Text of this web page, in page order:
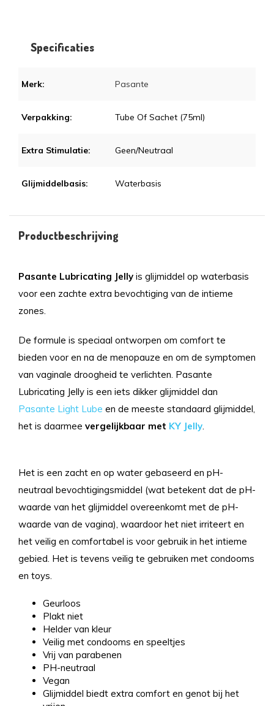
Specificaties
Merk: Pasante
Verpakking: Tube Of Sachet (75ml)
Extra Stimulatie: Geen/neutraal
Glijmiddelbasis: Waterbasis
Productbeschrijving
Pasante Lubricating Jelly is glijmiddel op waterbasis
voor een zachte extra bevochtiging van de intieme
zones.
De formule is speciaal ontworpen om comfort te
bieden voor en na de menopauze en om de symptomen
van vaginale droogheid te verlichten. Pasante
Lubricating Jelly is een iets dikker glijmiddel dan
Pasante Light Lube en de meeste standaard glijmiddel,
het is daarmee vergelijkbaar met KY Jelly.
Het is een zacht en op water gebaseerd en pH-
neutraal bevochtigingsmiddel (wat betekent dat de pH-
waarde van het glijmiddel overeenkomt met de pH-
waarde van de vagina), waardoor het niet irriteert en
het veilig en comfortabel is voor gebruik in het intieme
gebied. Het is tevens veilig te gebruiken met condooms
en toys.
Geurloos
Plakt niet
Helder van kleur
Veilig met condooms en speeltjes
Vrij van parabenen
PH-neutraal
Vegan
Glijmiddel biedt extra comfort en genot bij het